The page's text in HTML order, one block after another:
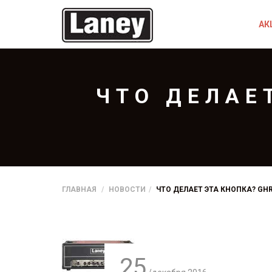
ЧТО
ГЛАВНАЯ НОВОСТИ ЧТО ДЕЛАЕТ ЭТА КНОПКА? GHR